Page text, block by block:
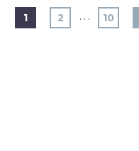
1 2 … 10